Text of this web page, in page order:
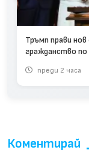
Тръмп прави
гражданство по
преди 2 часа
Коментирай